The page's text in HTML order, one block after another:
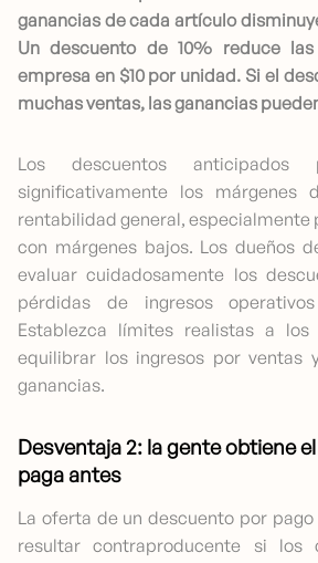
ganancias de cada artículo
Un descuento de 10% reduce
empresa en $10 por unidad. Si el
muchas ventas, las ganancias
Los descuentos anticipados
significativamente los márgenes
rentabilidad general, especialmente
con márgenes bajos. Los dueños
evaluar cuidadosamente los
pérdidas de ingresos
Establezca límites realistas a los
equilibrar los ingresos por ventas
ganancias.
Desventaja 2: la gente obtiene
paga antes
La oferta de un descuento por
resultar contraproducente si los